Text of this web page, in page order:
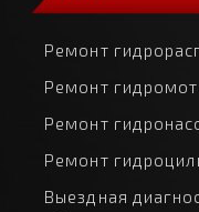
Ремонт
Ремонт
Ремонт
Ремонт
Выездная